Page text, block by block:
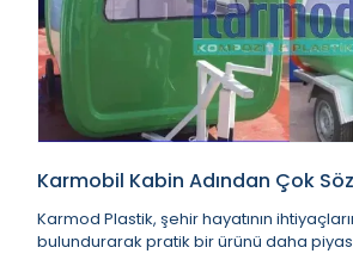
Karmobil Kabin Adından Çok
Karmod Plastik, şehir hayatının
bulundurarak pratik bir ürünü daha